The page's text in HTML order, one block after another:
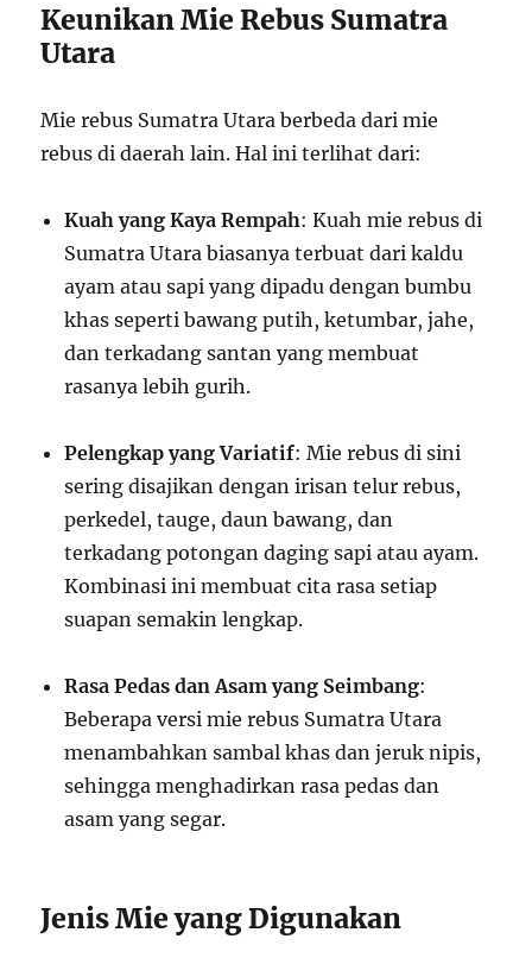
Keunikan Mie Rebus Sumatra
Utara
Mie rebus Sumatra Utara berbeda dari mie
rebus di daerah lain. Hal ini terlihat dari:
Kuah yang Kaya Rempah: Kuah mie rebus di
Sumatra Utara biasanya terbuat dari kaldu
ayam atau sapi yang dipadu dengan bumbu
khas seperti bawang putih, ketumbar, jahe,
dan terkadang santan yang membuat
rasanya lebih gurih.
Pelengkap yang Variatif: Mie rebus di sini
sering disajikan dengan irisan telur rebus,
perkedel, tauge, daun bawang, dan
terkadang potongan daging sapi atau ayam.
Kombinasi ini membuat cita rasa setiap
suapan semakin lengkap.
Rasa Pedas dan Asam yang Seimbang:
Beberapa versi mie rebus Sumatra Utara
menambahkan sambal khas dan jeruk nipis,
sehingga menghadirkan rasa pedas dan
asam yang segar.
Jenis Mie yang Digunakan